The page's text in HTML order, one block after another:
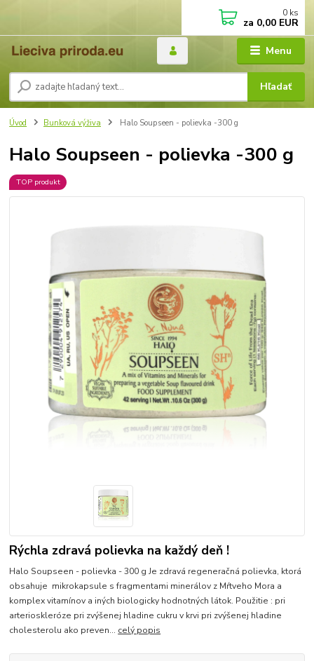
Menu
Hľadať
0 ks
za 0,00 EUR
Úvod Bunková výživa Halo Soupseen - polievka -300 g
Halo Soupseen - polievka -300 g
TOP produkt
Rýchla zdravá polievka na každý deň !
Halo Soupseen - polievka - 300 g Je zdravá regeneračná polievka, ktorá
obsahuje mikrokapsule s fragmentami minerálov z Mŕtveho Mora a
komplex vitamínov a iných biologicky hodnotných látok. Použitie : pri
arterioskleróze pri zvýšenej hladine cukru v krvi pri zvýšenej hladine
cholesterolu ako preven... celý popis